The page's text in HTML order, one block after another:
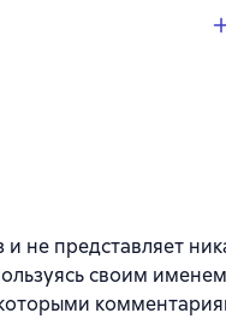
не представляет
своим